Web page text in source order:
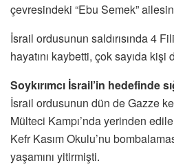
çevresindeki “Ebu Semek”
İsrail ordusunun saldırısında 4
hayatını kaybetti, çok sayıda kişi
Soykırımcı İsrail’in hedefinde
İsrail ordusunun dün de Gazze
Mülteci Kampı’nda yerinden
Kefr Kasım Okulu’nu
yaşamını yitirmişti.